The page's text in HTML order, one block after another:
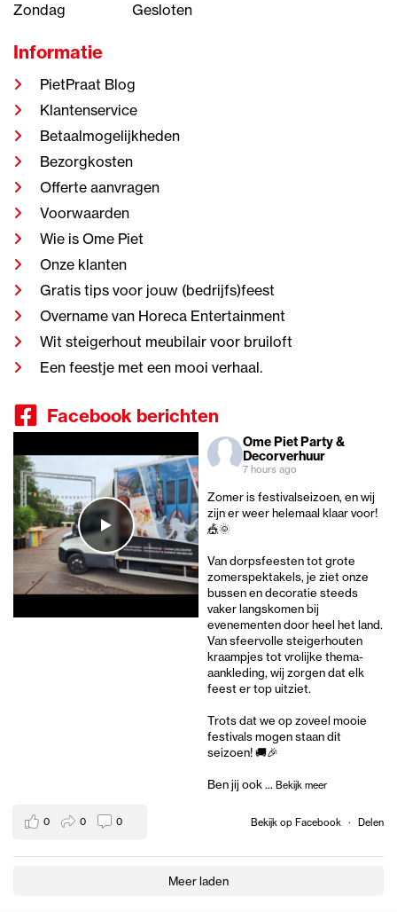
Zondag
Gesloten
Informatie
PietPraat Blog
Klantenservice
Betaalmogelijkheden
Bezorgkosten
Offerte aanvragen
Voorwaarden
Wie is Ome Piet
Onze klanten
Gratis tips voor jouw (bedrijfs)feest
Overname van Horeca Entertainment
Wit steigerhout meubilair voor bruiloft
Een feestje met een mooi verhaal.
Facebook berichten
Ome Piet Party &
Decorverhuur
7 hours ago
Zomer is festivalseizoen, en wij
zijn er weer helemaal klaar voor!
🎪🌞
Van dorpsfeesten tot grote
zomerspektakels, je ziet onze
bussen en decoratie steeds
vaker langskomen bij
evenementen door heel het land.
Van sfeervolle steigerhouten
kraampjes tot vrolijke thema-
aankleding, wij zorgen dat elk
feest er top uitziet.
Trots dat we op zoveel mooie
festivals mogen staan dit
seizoen! 🚚🎉
Ben jij ook... Bekijk meer
Bekijk op Facebook · Delen
0 0 0
Meer laden